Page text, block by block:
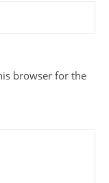
browser for the